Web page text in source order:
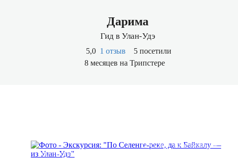
Дарима
Гид в Улан-Удэ
5,0 1 отзыв
5 посетили
8 месяцев на Трипстере
12 часов
на автомобиле
индивидуальная